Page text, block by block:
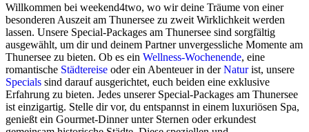
Willkommen bei weekend4two, wo wir deine Träume von einer
besonderen Auszeit am Thunersee zu zweit Wirklichkeit werden
lassen. Unsere Special-Packages am Thunersee sind sorgfältig
ausgewählt, um dir und deinem Partner unvergessliche Momente am
Thunersee zu bieten. Ob es ein Wellness-Wochenende, eine
romantische Städtereise oder ein Abenteuer in derNaturist, unsere
Specials sind darauf ausgerichtet, euch beiden eine exklusive
Erfahrung zu bieten. Jedes unserer Special-Packages am Thunersee
ist einzigartig. Stelle dir vor, du entspannst in einem luxuriösen Spa,
genießt ein Gourmet-Dinner unter Sternen oder erkundest